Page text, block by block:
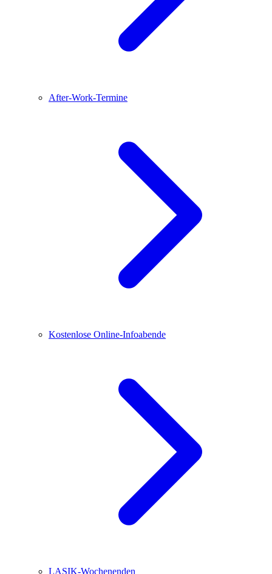
After-Work-Termine
Kostenlose Online-Infoabende
LASIK-Wochenenden